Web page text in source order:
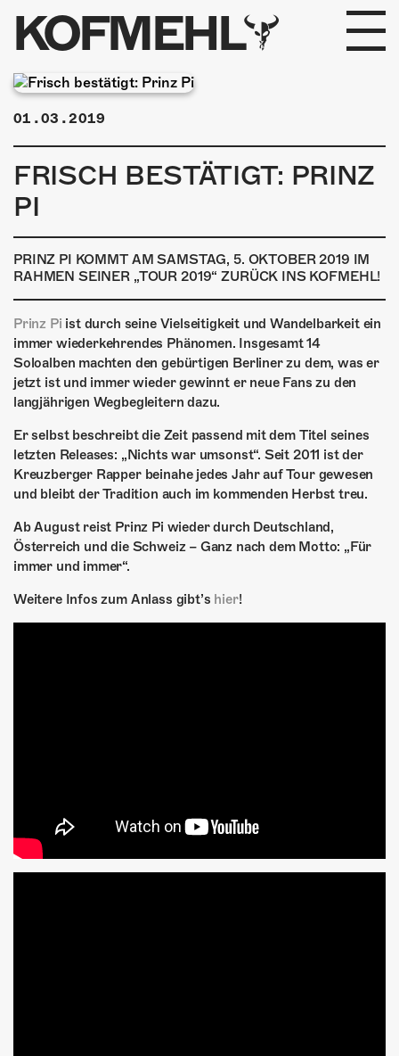
KOFMEHL
PROGRAMM
FABRIKGEFLÜSTER
GALERIE
PHOTOMAT
INFOS
KONTAKT
ÜBER UNS
GÖNNEREI
SHOP
MITMACHEN
01.03.2019
FRISCH BESTÄTIGT: PRINZ
PI
PRINZ PI KOMMT AM SAMSTAG, 5. OKTOBER 2019 IM
RAHMEN SEINER „TOUR 2019“ ZURÜCK INS KOFMEHL!
Prinz Pi ist durch seine Vielseitigkeit und Wandelbarkeit ein
immer wiederkehrendes Phänomen. Insgesamt 14
Soloalben machten den gebürtigen Berliner zu dem, was er
jetzt ist und immer wieder gewinnt er neue Fans zu den
langjährigen Wegbegleitern dazu.
Er selbst beschreibt die Zeit passend mit dem Titel seines
letzten Releases: „Nichts war umsonst“. Seit 2011 ist der
Kreuzberger Rapper beinahe jedes Jahr auf Tour gewesen
und bleibt der Tradition auch im kommenden Herbst treu.
Ab August reist Prinz Pi wieder durch Deutschland,
Österreich und die Schweiz – Ganz nach dem Motto: „Für
immer und immer“.
Weitere Infos zum Anlass gibt’s hier!